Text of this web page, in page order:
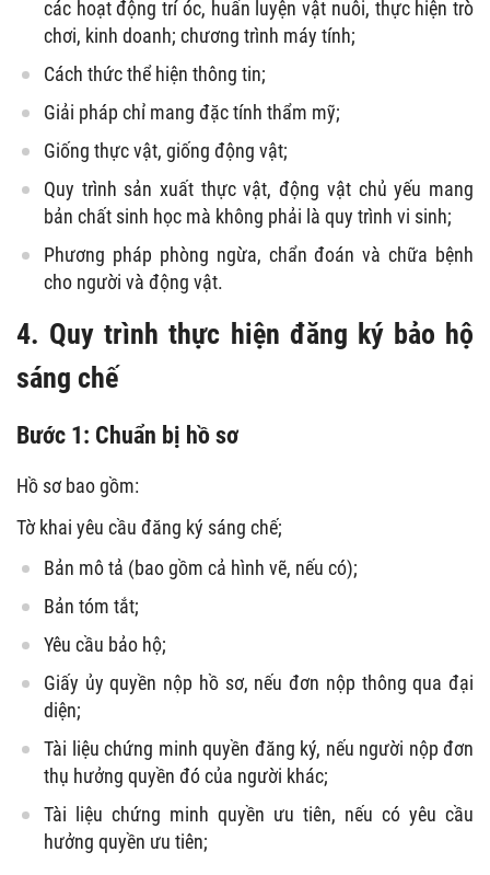
các hoạt động trí óc, huấn luyện vật nuôi, thực hiện trò
chơi, kinh doanh; chương trình máy tính;
Cách thức thể hiện thông tin;
Giải pháp chỉ mang đặc tính thẩm mỹ;
Giống thực vật, giống động vật;
Quy trình sản xuất thực vật, động vật chủ yếu mang
bản chất sinh học mà không phải là quy trình vi sinh;
Phương pháp phòng ngừa, chẩn đoán và chữa bệnh
cho người và động vật.
4. Quy trình thực hiện đăng ký bảo hộ
sáng chế
Bước 1: Chuẩn bị hồ sơ
Hồ sơ bao gồm:
Tờ khai yêu cầu đăng ký sáng chế;
Bản mô tả (bao gồm cả hình vẽ, nếu có);
Bản tóm tắt;
Yêu cầu bảo hộ;
Giấy ủy quyền nộp hồ sơ, nếu đơn nộp thông qua đại
diện;
Tài liệu chứng minh quyền đăng ký, nếu người nộp đơn
thụ hưởng quyền đó của người khác;
Tài liệu chứng minh quyền ưu tiên, nếu có yêu cầu
hưởng quyền ưu tiên;